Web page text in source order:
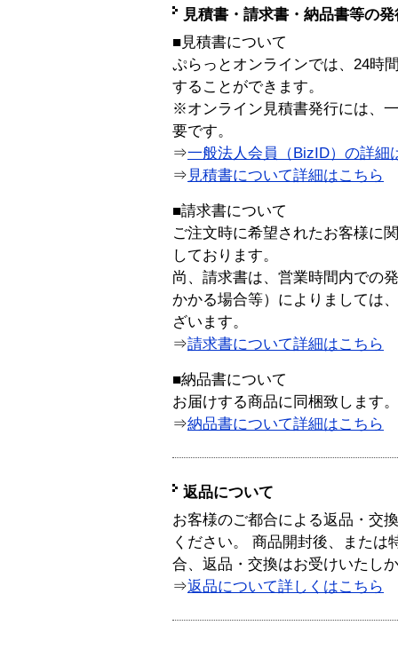
見積書・請求書・納品書等の
■見積書について
ぷらっとオンラインでは、24時
することができます。
※オンライン見積書発行には、
要です。
⇒一般法人会員（BizID）の詳細
⇒ 見積書について詳細はこちら
■請求書について
ご注文時に希望されたお客様に
しております。
尚、請求書は、営業時間内での
かかる場合等）によりましては
ざいます。
⇒請求書について詳細はこちら
■納品書について
お届けする商品に同梱致します。
⇒納品書について詳細はこちら
返品について
お客様のご都合による返品・交
ください。 商品開封後、または
合、返品・交換はお受けいたし
⇒返品について詳しくはこちら